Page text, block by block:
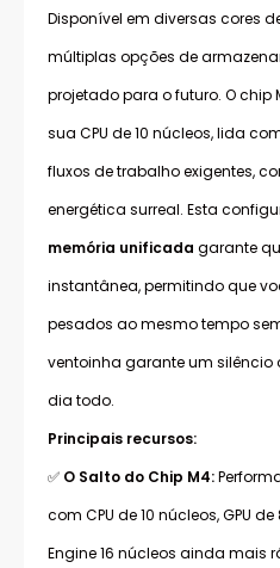
Disponível em diversas cores
múltiplas opções de
projetado para o futuro. O
sua CPU de 10 núcleos, lida
fluxos de trabalho exigentes,
energética surreal. Esta
memória unificada garante
instantânea, permitindo que
pesados ao mesmo tempo
ventoinha garante um silêncio
dia todo.
Principais recursos:
✅ O Salto do Chip M4:
com CPU de 10 núcleos, GPU
Engine 16 núcleos ainda mais